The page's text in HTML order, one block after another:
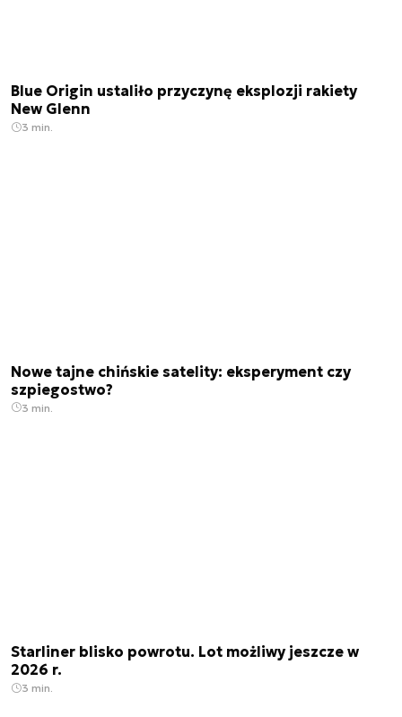
Blue Origin ustaliło przyczynę eksplozji rakiety
New Glenn
3 min.
Nowe tajne chińskie satelity: eksperyment czy
szpiegostwo?
3 min.
Starliner blisko powrotu. Lot możliwy jeszcze w
2026 r.
3 min.